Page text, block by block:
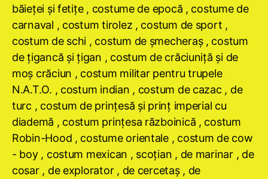
băieţei şi fetiţe , costume de epocă , costume de
carnaval , costum tirolez , costum de sport ,
costum de schi , costum de şmecheraş , costum
de ţigancă şi ţigan , costum de crăciuniţă şi de
moş crăciun , costum militar pentru trupele
N.A.T.O. , costum indian , costum de cazac , de
turc , costum de prinţesă şi prinţ imperial cu
diademă , costum prinţesa războinică , costum
Robin-Hood , costume orientale , costum de cow
- boy , costum mexican , scoţian , de marinar , de
cosar , de explorator , de cercetaş , de